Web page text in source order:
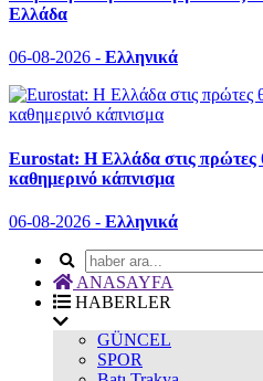
Ελλάδα
06-08-2026 - Ελληνικά
Eurostat: Η Ελλάδα στις πρώτες
καθημερινό κάπνισμα
06-08-2026 - Ελληνικά
ANASAYFA
HABERLER
GÜNCEL
SPOR